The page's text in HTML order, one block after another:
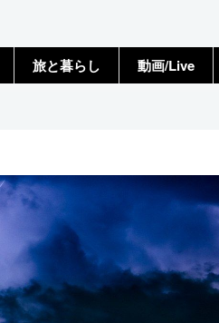
旅と暮らし 動画/Live